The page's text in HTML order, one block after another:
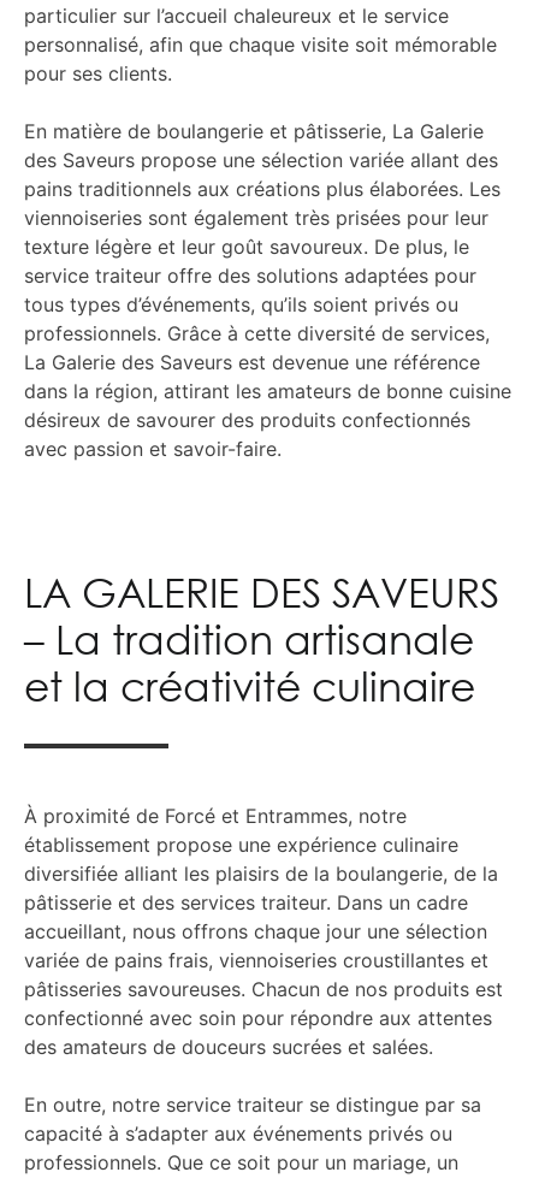
particulier sur l’accueil chaleureux et le service
personnalisé, afin que chaque visite soit mémorable
pour ses clients.
En matière de boulangerie et pâtisserie, La Galerie
des Saveurs propose une sélection variée allant des
pains traditionnels aux créations plus élaborées. Les
viennoiseries sont également très prisées pour leur
texture légère et leur goût savoureux. De plus, le
service traiteur offre des solutions adaptées pour
tous types d’événements, qu’ils soient privés ou
professionnels. Grâce à cette diversité de services,
La Galerie des Saveurs est devenue une référence
dans la région, attirant les amateurs de bonne cuisine
désireux de savourer des produits confectionnés
avec passion et savoir-faire.
LA GALERIE DES SAVEURS
– La tradition artisanale
et la créativité culinaire
À proximité de Forcé et Entrammes, notre
établissement propose une expérience culinaire
diversifiée alliant les plaisirs de la boulangerie, de la
pâtisserie et des services traiteur. Dans un cadre
accueillant, nous offrons chaque jour une sélection
variée de pains frais, viennoiseries croustillantes et
pâtisseries savoureuses. Chacun de nos produits est
confectionné avec soin pour répondre aux attentes
des amateurs de douceurs sucrées et salées.
En outre, notre service traiteur se distingue par sa
capacité à s’adapter aux événements privés ou
professionnels. Que ce soit pour un mariage, un